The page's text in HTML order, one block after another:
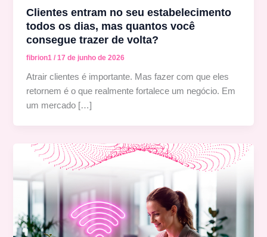
Clientes entram no seu estabelecimento
todos os dias, mas quantos você
consegue trazer de volta?
fibrion1/17 de junho de 2026
Atrair clientes é importante. Mas fazer com que eles
retornem é o que realmente fortalece um negócio. Em
um mercado […]